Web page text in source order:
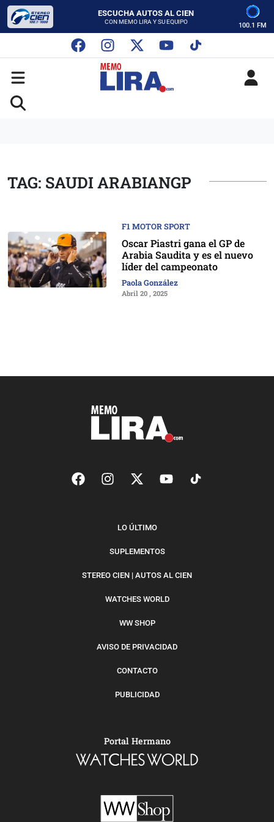
ESCUCHA AUTOS AL CIEN
CON MEMO LIRA Y SU EQUIPO
SABADO - 12:00 PM
ESCUCHA AUTOS AL CIEN
CON MEMO LIRA Y SU EQUIPO
LUNES A VIERNES - 5:00 PM
SABADO - 12:00 PM
100.1 FM
TAG: SAUDI ARABIANGP
F1 MOTOR SPORT
Oscar Piastri gana el GP de
Arabia Saudita y es el nuevo
líder del campeonato
Paola González
Abril 20 , 2025
LO ÚLTIMO
SUPLEMENTOS
STEREO CIEN | AUTOS AL CIEN
WATCHES WORLD
WW SHOP
AVISO DE PRIVACIDAD
CONTACTO
PUBLICIDAD
Portal Hermano